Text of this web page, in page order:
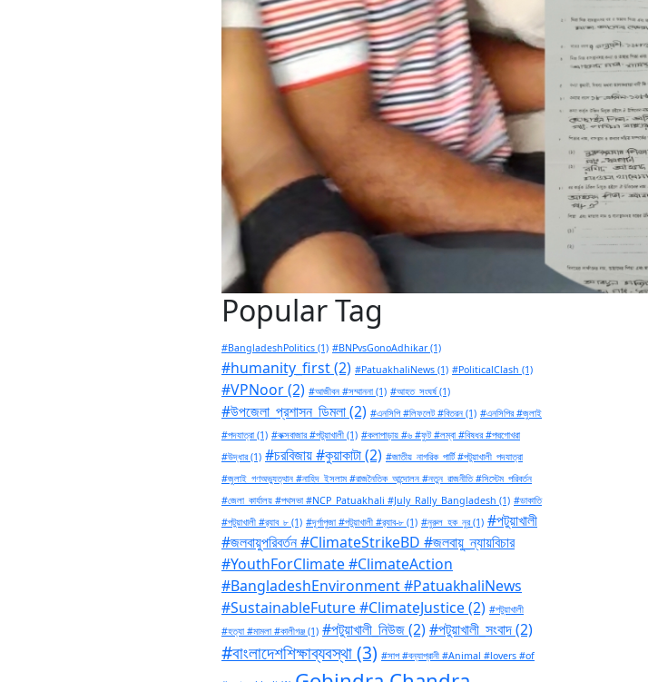
Popular Tag
#BangladeshPolitics (1) #BNPvsGonoAdhikar(1)
#humanity_first(2) #PatuakhaliNews (1) #PoliticalClash (1)
#VPNoor(2) #আজীবন #সম্মাননা (1) #আহত_সংঘর্ষ(1)
#উপজেলা_প্রশাসন_ডিমলা(2) #এনসিপি #লিফলেট #বিতরন (1) #এনসিপির #জুলাই
#পদযাত্রা (1) #কক্সবাজার #পটুয়াখালী (1) #কলাপাড়ায় #৬ #ফুট #লম্বা #বিষধর #পদ্মগোখরা
#উদ্ধার(1) #চরবিজায় #কুয়াকাটা(2) #জাতীয়_নাগরিক_পার্টি #পটুয়াখালী_পদযাত্রা
#জুলাই_গণঅভ্যুত্থান #নাহিদ_ইসলাম #রাজনৈতিক_আন্দোলন #নতুন_রাজনীতি #সিস্টেম_পরিবর্তন
#জেলা_কার্যালয় #পথসভা #NCP_Patuakhali #July_Rally_Bangladesh (1) #ডাকাতি
#পটুয়াখালী #র‍্যাব_৮ (1) #দূর্গাপুজা #পটুয়াখালী #র‍্যাব-৮ (1) #নুরুল_হক_নুর(1) #পটুয়াখালী
#জলবায়ুপরিবর্তন #ClimateStrikeBD #জলবায়ু_ন্যায়বিচার
#YouthForClimate #ClimateAction
#BangladeshEnvironment #PatuakhaliNews
#SustainableFuture #ClimateJustice(2) #পটুয়াখালী
#হত্যা #মামলা #কালীগঞ্জ (1) #পটুয়াখালী_নিউজ(2) #পটুয়াখালী_সংবাদ(2)
#বাংলাদেশশিক্ষাব্যবস্থা(3) #সাপ #বন্যাপ্রানী #Animal #lovers #of